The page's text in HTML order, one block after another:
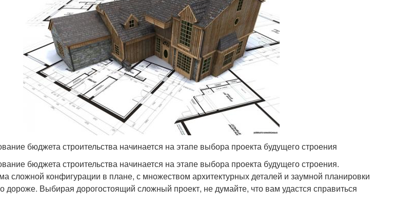
бюджета строительства начинается на этапе выбора проекта будущего строения
бюджета строительства начинается на этапе выбора проекта будущего строения.
сложной конфигурации в плане, с множеством архитектурных деталей и заумной планировки
дороже. Выбирая дорогостоящий сложный проект, не думайте, что вам удастся справиться